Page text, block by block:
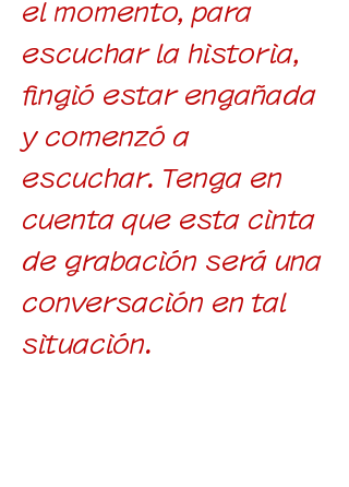
el momento, para
escuchar la historia,
fingió estar engañada
y comenzó a
escuchar. Tenga en
cuenta que esta cinta
de grabación será una
conversación en tal
situación.